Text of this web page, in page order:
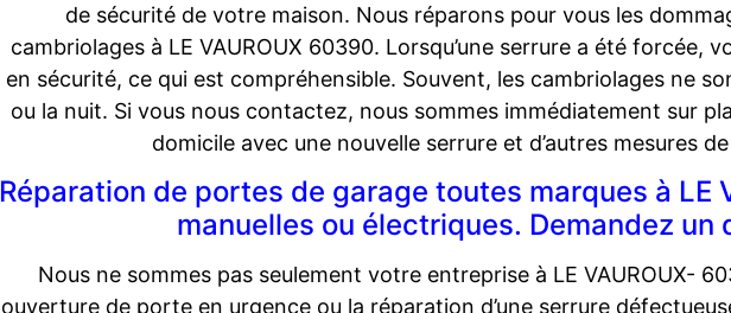
de sécurité de votre maison. Nous réparons pour vous les
cambriolages à LE VAUROUX 60390. Lorsqu’une serrure a été forcée,
en sécurité, ce qui est compréhensible. Souvent, les cambriolages ne
ou la nuit. Si vous nous contactez, nous sommes immédiatement sur
domicile avec une nouvelle serrure et d’autres mesures
Réparation de portes de garage toutes marques à LE
manuelles ou électriques. Demandez un
Nous ne sommes pas seulement votre entreprise à LE VAUROUX-
ouverture de porte en urgence ou la réparation d’une serrure